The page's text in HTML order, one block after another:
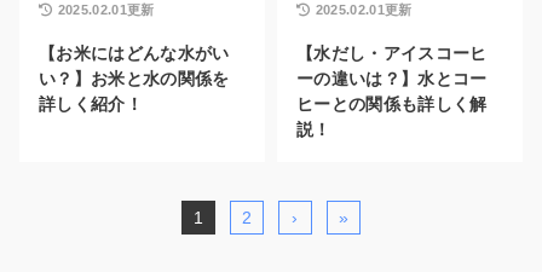
【お米にはどんな水がい
い？】お米と水の関係を
詳しく紹介！
2025.02.01更新
【水だし・アイスコーヒ
ーの違いは？】水とコー
ヒーとの関係も詳しく解
説！
2025.02.01更新
1 2 › »